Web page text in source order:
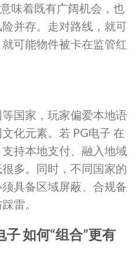
味着既有广阔机会，也
并存。走对路线，就可
可能物件被卡在监管红
国家，玩家偏爱本地语
化元素。若 PG电子 在
持本地支付、融入地域
多。同时，不同国家的
具备区域屏蔽、合规备
雷。
如何“组合”更有